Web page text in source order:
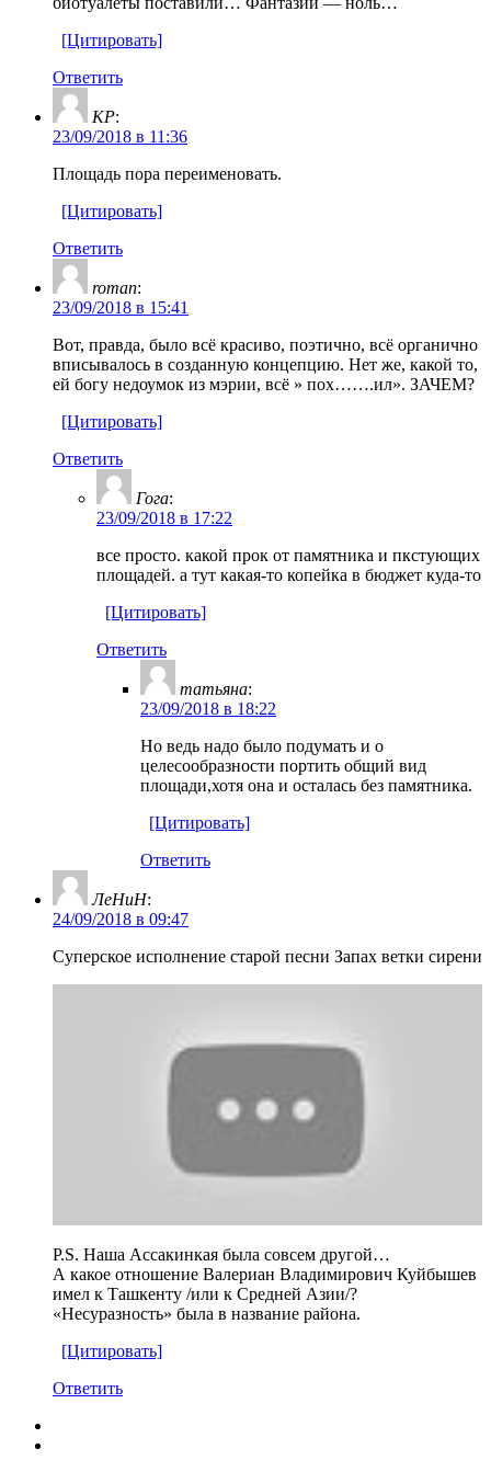
[Цитировать]
Ответить
KP:
23/09/2018 в 11:36
Площадь пора переименовать.
[Цитировать]
Ответить
roman:
23/09/2018 в 15:41
Вот, правда, было всё красиво, поэтично, всё органично
вписывалось в созданную концепцию. Нет же, какой то,
ей богу недоумок из мэрии, всё » пох…….ил». ЗАЧЕМ?
[Цитировать]
Ответить
Гога:
23/09/2018 в 17:22
все просто. какой прок от памятника и пкстующих
площадей. а тут какая-то копейка в бюджет куда-то
[Цитировать]
Ответить
татьяна:
23/09/2018 в 18:22
Но ведь надо было подумать и о
целесообразности портить общий вид
площади,хотя она и осталась без памятника.
[Цитировать]
Ответить
ЛеНиН:
24/09/2018 в 09:47
Суперское исполнение старой песни Запах ветки сирени
P.S. Наша Ассакинкая была совсем другой…
А какое отношение Валериан Владимирович Куйбышев
имел к Ташкенту /или к Средней Азии/?
«Несуразность» была в название района.
[Цитировать]
Ответить